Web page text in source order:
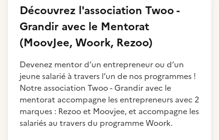
Découvrez l'association Twoo -
Grandir avec le Mentorat
(MoovJee, Woork, Rezoo)
Devenez mentor d’un entrepreneur ou d’un
jeune salarié à travers l’un de nos programmes !
Notre association Twoo - Grandir avec le
mentorat accompagne les entrepreneurs avec 2
marques : Rezoo et Moovjee, et accompagne les
salariés au travers du programme Woork.